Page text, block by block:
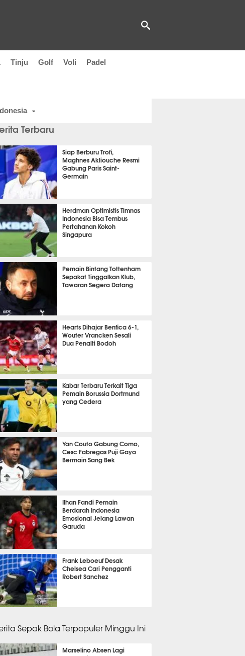
Tinju Golf Voli Padel
Terbaru
Siap Berburu Trofi,
Maghnes Akliouche Resmi
Gabung Paris Saint-
Germain
1 menit 48 detik lalu
Herdman Optimistis Timnas
Indonesia Bisa Tembus
Pertahanan Kokoh
Singapura
12 menit 29 detik lalu
Pemain Bintang Tottenham
Sepakat Tinggalkan Klub,
Tawaran Segera Datang
17 menit 22 detik lalu
Hearts Dihajar Benfica 6-1,
Wouter Vrancken Sesali
Dua Penalti Bodoh
26 menit 6 detik lalu
Kabar Terbaru Terkait Tiga
Pemain Borussia Dortmund
yang Cedera
31 menit 56 detik lalu
Yan Couto Gabung Como,
Cesc Fabregas Puji Gaya
Bermain Sang Bek
35 menit 50 detik lalu
Ilhan Fandi Pemain
Berdarah Indonesia
Emosional Jelang Lawan
Garuda
51 menit 49 detik lalu
Frank Leboeuf Desak
Chelsea Cari Pengganti
Robert Sanchez
Sepak Bola Terpopuler Minggu Ini
Marselino Absen Lagi